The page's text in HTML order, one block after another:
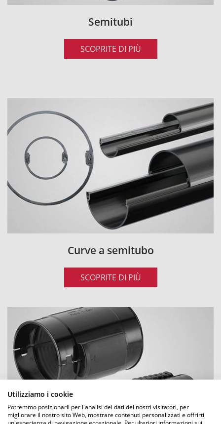
Utilizziamo i cookie
Potremmo posizionarli per l'analisi dei dati dei nostri visitatori, per
migliorare il nostro sito Web, mostrare contenuti personalizzati e offrirti
Semitubi
SCOPRITE DI PIÙ
Curve a semitubo
SCOPRITE DI PIÙ